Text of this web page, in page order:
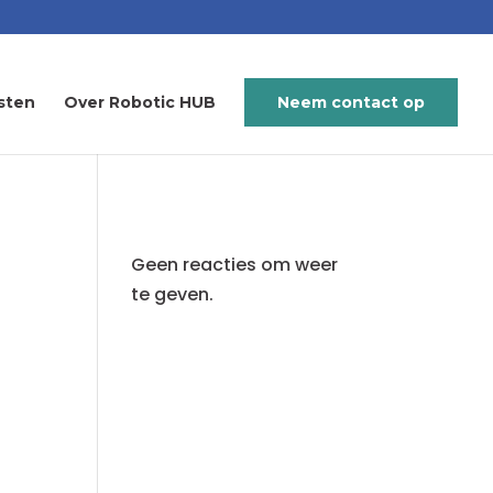
Over Robotic HUB Neem contact op
Geen reacties om weer
te geven.